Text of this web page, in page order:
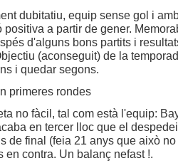
dubitatiu, equip sense gol i
a partir de gener.
d'alguns bons partits i
(aconseguit) de la
i quedar segons.
primeres rondes
no fàcil, tal com està l'equip:
en tercer lloc que el
de final (feia 21 anys que això
en contra. Un balanç nefast !.